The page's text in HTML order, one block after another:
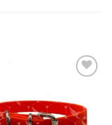
Añadir
a la